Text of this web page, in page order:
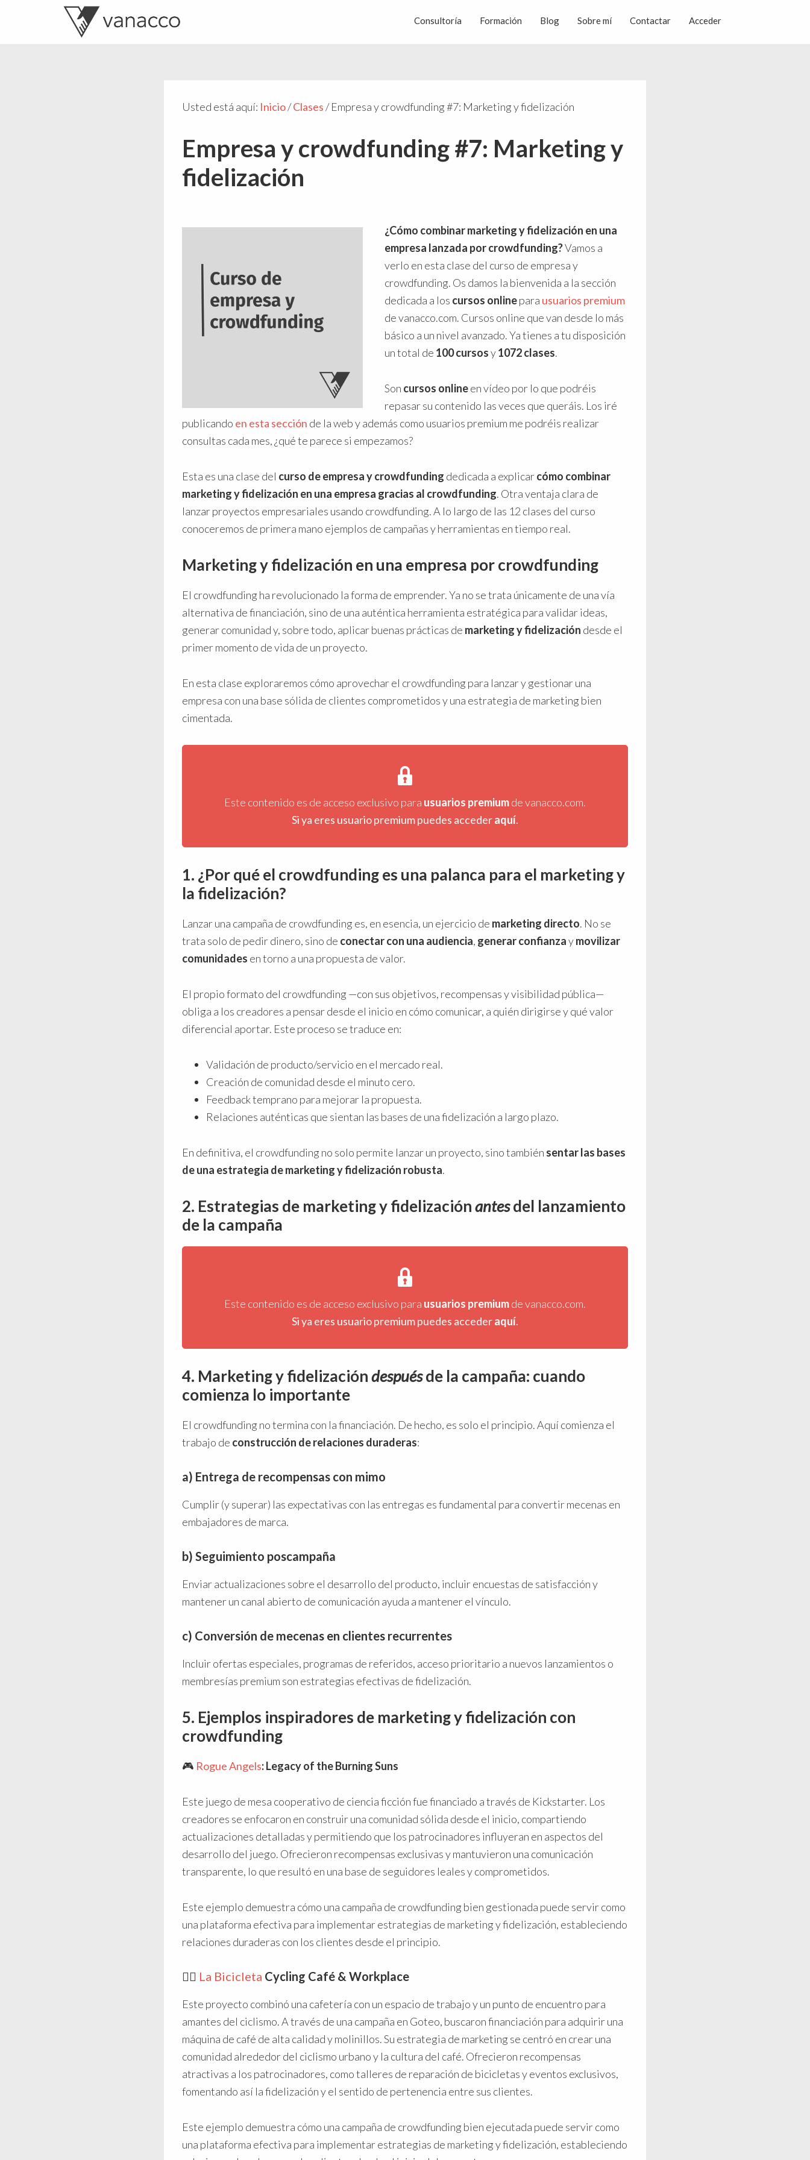
Consultoría Formación Blog Sobre mí Contactar Acceder
Usted está aquí: Inicio/Clases/Empresa y crowdfunding #7: Marketing y fidelización
Empresa y crowdfunding #7: Marketing y
fidelización
¿Cómo combinar marketing y fidelización en una
empresa lanzada por crowdfunding?Vamos a
verlo en esta clase del curso de empresa y
crowdfunding. Os damos la bienvenida a la sección
dedicada a los cursos onlinepara usuarios premium
de vanacco.com. Cursos online que van desde lo más
básico a un nivel avanzado. Ya tienes a tu disposición
un total de 100 cursosy1072 clases.
Son cursos onlineen vídeo por lo que podréis
repasar su contenido las veces que queráis. Los iré
publicando en esta sección de la web y además como usuarios premium me podréis realizar
consultas cada mes, ¿qué te parece si empezamos?
Esta es una clase del curso de empresa y crowdfunding dedicada a explicarcómo combinar
marketing y fidelización en una empresa gracias al crowdfunding. Otra ventaja clara de
lanzar proyectos empresariales usando crowdfunding. A lo largo de las 12 clases del curso
conoceremos de primera mano ejemplos de campañas y herramientas en tiempo real.
Marketing y fidelización en una empresa por crowdfunding
El crowdfunding ha revolucionado la forma de emprender. Ya no se trata únicamente de una vía
alternativa de financiación, sino de una auténtica herramienta estratégica para validar ideas,
generar comunidad y, sobre todo, aplicar buenas prácticas de marketing y fidelización desde el
primer momento de vida de un proyecto.
En esta clase exploraremos cómo aprovechar el crowdfunding para lanzar y gestionar una
empresa con una base sólida de clientes comprometidos y una estrategia de marketing bien
cimentada.
Este contenido es de acceso exclusivo para usuarios premiumde vanacco.com.
Si ya eres usuario premium puedes accederaquí.
1. ¿Por qué el crowdfunding es una palanca para el marketing y
la fidelización?
Lanzar una campaña de crowdfunding es, en esencia, un ejercicio de marketing directo. No se
trata solo de pedir dinero, sino de conectar con una audiencia, generar confianzaymovilizar
comunidades en torno a una propuesta de valor.
El propio formato del crowdfunding —con sus objetivos, recompensas y visibilidad pública—
obliga a los creadores a pensar desde el inicio en cómo comunicar, a quién dirigirse y qué valor
diferencial aportar. Este proceso se traduce en:
Validación de producto/servicio en el mercado real.
Creación de comunidad desde el minuto cero.
Feedback temprano para mejorar la propuesta.
Relaciones auténticas que sientan las bases de una fidelización a largo plazo.
En definitiva, el crowdfunding no solo permite lanzar un proyecto, sino también sentar las bases
de una estrategia de marketing y fidelización robusta.
2. Estrategias de marketing y fidelizaciónantesdel lanzamiento
de la campaña
Este contenido es de acceso exclusivo para usuarios premiumde vanacco.com.
Si ya eres usuario premium puedes accederaquí.
4. Marketing y fidelizacióndespuésde la campaña: cuando
comienza lo importante
El crowdfunding no termina con la financiación. De hecho, es solo el principio. Aquí comienza el
trabajo de construcción de relaciones duraderas:
a) Entrega de recompensas con mimo
Cumplir (y superar) las expectativas con las entregas es fundamental para convertir mecenas en
embajadores de marca.
b) Seguimiento poscampaña
Enviar actualizaciones sobre el desarrollo del producto, incluir encuestas de satisfacción y
mantener un canal abierto de comunicación ayuda a mantener el vínculo.
c) Conversión de mecenas en clientes recurrentes
Incluir ofertas especiales, programas de referidos, acceso prioritario a nuevos lanzamientos o
membresías premium son estrategias efectivas de fidelización.
5. Ejemplos inspiradores de marketing y fidelización con
crowdfunding
🎮 Rogue Angels: Legacy of the Burning Suns
Este juego de mesa cooperativo de ciencia ficción fue financiado a través de Kickstarter. Los
creadores se enfocaron en construir una comunidad sólida desde el inicio, compartiendo
actualizaciones detalladas y permitiendo que los patrocinadores influyeran en aspectos del
desarrollo del juego. Ofrecieron recompensas exclusivas y mantuvieron una comunicación
transparente, lo que resultó en una base de seguidores leales y comprometidos. ​
Este ejemplo demuestra cómo una campaña de crowdfunding bien gestionada puede servir como
una plataforma efectiva para implementar estrategias de marketing y fidelización, estableciendo
relaciones duraderas con los clientes desde el principio.
🚴‍♀️ La Bicicleta Cycling Café & Workplace
Este proyecto combinó una cafetería con un espacio de trabajo y un punto de encuentro para
amantes del ciclismo. A través de una campaña en Goteo, buscaron financiación para adquirir una
máquina de café de alta calidad y molinillos. Su estrategia de marketing se centró en crear una
comunidad alrededor del ciclismo urbano y la cultura del café. Ofrecieron recompensas
atractivas a los patrocinadores, como talleres de reparación de bicicletas y eventos exclusivos,
fomentando así la fidelización y el sentido de pertenencia entre sus clientes.
Este ejemplo demuestra cómo una campaña de crowdfunding bien ejecutada puede servir como
una plataforma efectiva para implementar estrategias de marketing y fidelización, estableciendo